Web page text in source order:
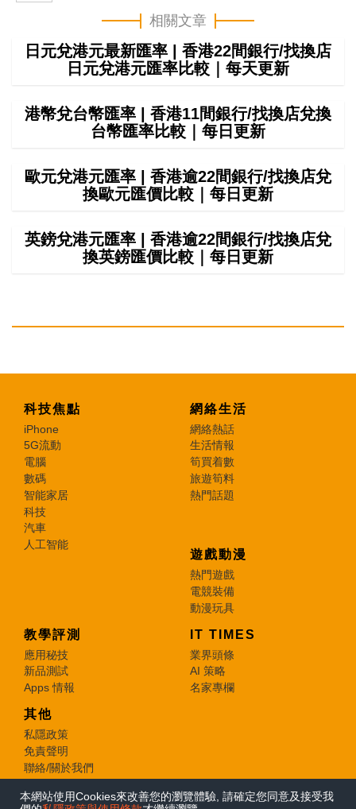
本網站使用Cookies來改善您的瀏覽體驗, 請確定您同意及接受我
相關文章
日元兌港元最新匯率 | 香港22間銀行/找換店
日元兌港元匯率比較｜每天更新
港幣兌台幣匯率 | 香港11間銀行/找換店兌換
台幣匯率比較｜每日更新
歐元兌港元匯率 | 香港逾22間銀行/找換店兌
換歐元匯價比較｜每日更新
英鎊兌港元匯率 | 香港逾22間銀行/找換店兌
換英鎊匯價比較｜每日更新
科技焦點
iPhone
5G流動
電腦
數碼
智能家居
科技
汽車
人工智能
網絡生活
網絡熱話
生活情報
筍買着數
旅遊筍料
熱門話題
遊戲動漫
熱門遊戲
電競裝備
動漫玩具
教學評測
應用秘技
新品測試
Apps 情報
IT TIMES
業界頭條
AI 策略
名家專欄
其他
私隱政策
免責聲明
聯絡/關於我們
© 2026 e-zone. All Rights Reserved.